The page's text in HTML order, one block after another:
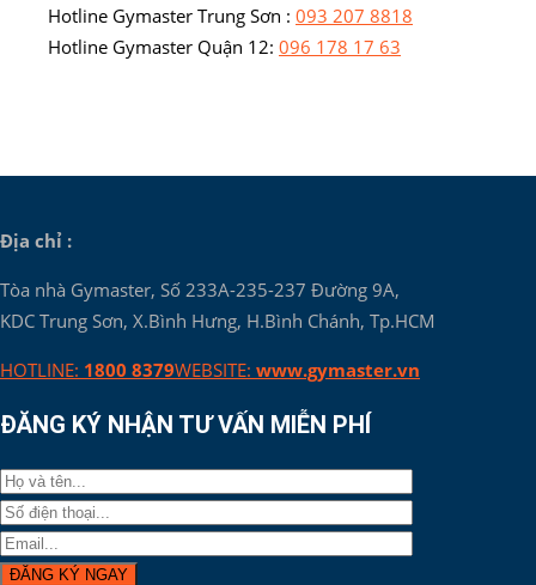
Hotline Gymaster Trung Sơn : 093 207 8818
Hotline Gymaster Quận 12: 096 178 17 63
Địa chỉ :
Tòa nhà Gymaster, Số 233A-235-237 Đường 9A,
KDC Trung Sơn, X.Bình Hưng, H.Bình Chánh, Tp.HCM
HOTLINE: 1800 8379WEBSITE: www.gymaster.vn
ĐĂNG KÝ NHẬN TƯ VẤN MIỄN PHÍ